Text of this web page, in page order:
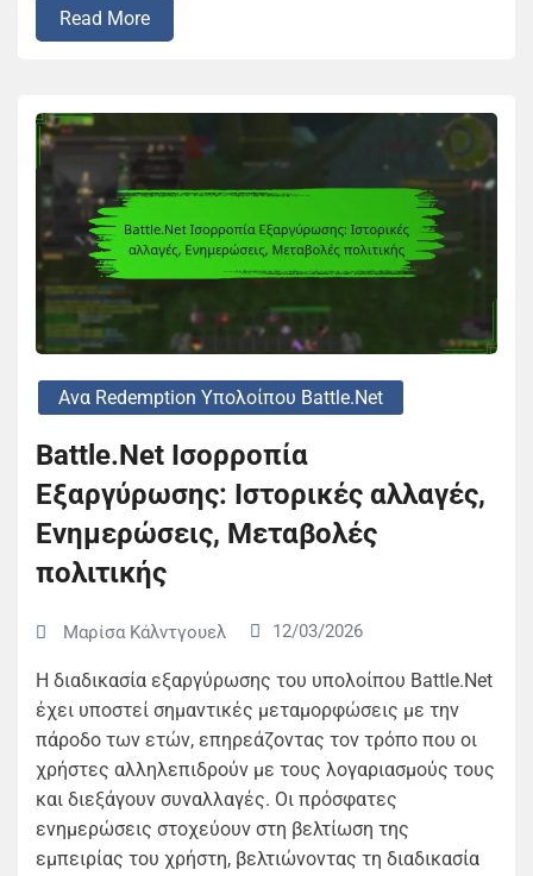
Read More
Ανα Redemption Υπολοίπου Battle.net
Battle.Net Ισορροπία
Εξαργύρωσης: Ιστορικές αλλαγές,
Ενημερώσεις, Μεταβολές
πολιτικής
Μαρίσα Κάλντγουελ 12/03/2026
Η διαδικασία εξαργύρωσης του υπολοίπου Battle.Net
έχει υποστεί σημαντικές μεταμορφώσεις με την
πάροδο των ετών, επηρεάζοντας τον τρόπο που οι
χρήστες αλληλεπιδρούν με τους λογαριασμούς τους
και διεξάγουν συναλλαγές. Οι πρόσφατες
ενημερώσεις στοχεύουν στη βελτίωση της
εμπειρίας του χρήστη, βελτιώνοντας τη διαδικασία